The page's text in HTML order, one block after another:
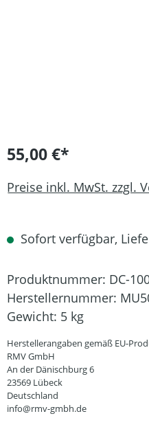
55,00 €*
Preise inkl. MwSt. zzgl.
Sofort verfügbar,
Produktnummer: DC-
Herstellernummer:
Gewicht: 5 kg
Herstellerangaben gemäß EU-
RMV GmbH
An der Dänischburg 6
23569 Lübeck
Deutschland
info@rmv-gmbh.de